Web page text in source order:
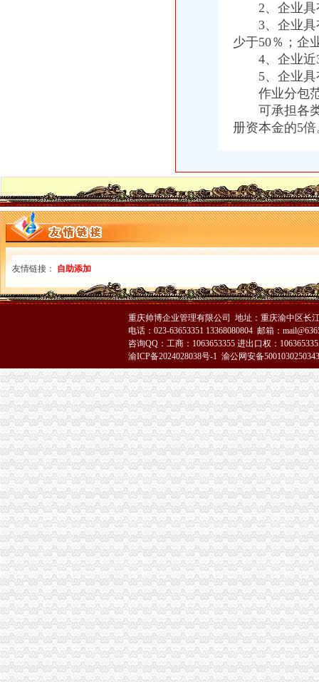
2、企业具
3、企业具有
少于50％；企
4、企业近3
5、企业具
作业分包
可承担各类
册资本金的5倍
友情链接： 自助添加
重庆帅博企业管理有限公司 地址：重庆渝中区长
电话：023-63653351 13368080804 邮箱：
咨询QQ：工商：1063653355 进出口权：
渝ICP备2024028038号-1 渝公网安备